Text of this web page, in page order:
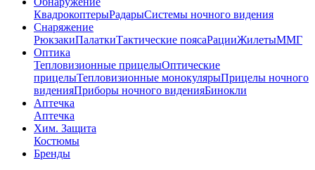
КвадрокоптерыРадарыСистемы ночного видения
Снаряжение
РюкзакиПалаткиТактические поясаРацииЖилетыММГ
Оптика
Тепловизионные прицелыОптические
прицелыТепловизионные монокулярыПрицелы ночного
виденияПриборы ночного виденияБинокли
Аптечка
Аптечка
Хим. Защита
Костюмы
Бренды